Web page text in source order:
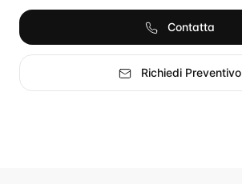
Contatta
Richiedi Preventivo